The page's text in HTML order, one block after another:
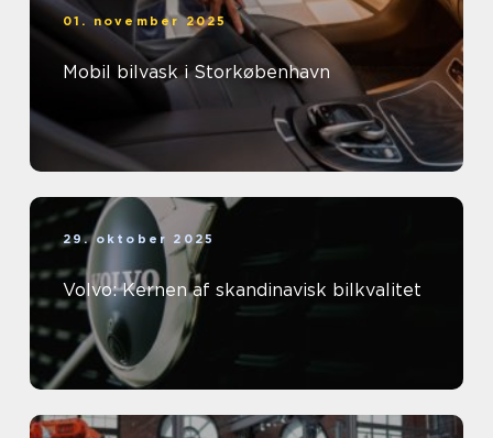
01. november 2025
Mobil bilvask i Storkøbenhavn
29. oktober 2025
Volvo: Kernen af skandinavisk bilkvalitet